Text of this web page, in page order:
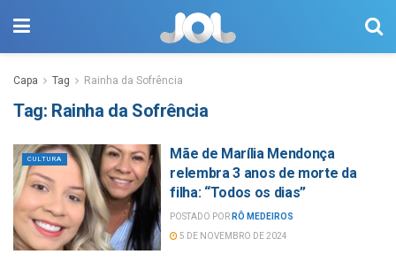
Capa Tag Rainha da Sofrência
Tag: Rainha da Sofrência
CULTURA
Mãe de Marília Mendonça
relembra 3 anos de morte da
filha: “Todos os dias”
POSTADO POR RÔ MEDEIROS
5 DE NOVEMBRO DE 2024